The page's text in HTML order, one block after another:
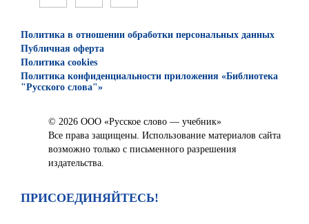
Политика в отношении обработки персональных данных
Публичная оферта
Политика cookies
Политика конфиденциальности приложения «Библиотека
"Русского слова"»
© 2026 ООО «Русское слово — учебник»
Все права защищены. Использование материалов сайта
возможно только с письменного разрешения
издательства.
ПРИСОЕДИНЯЙТЕСЬ!